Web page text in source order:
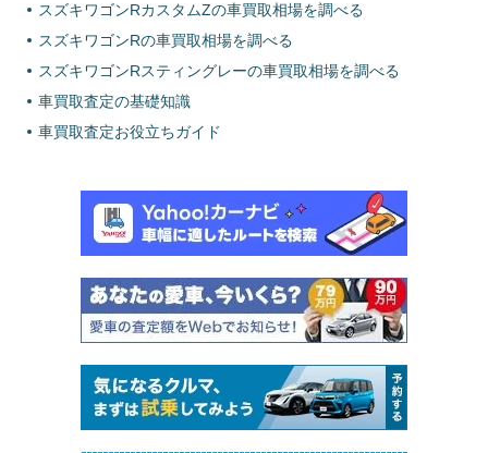
スズキワゴンRカスタムZの車買取相場を調べる
スズキワゴンRの車買取相場を調べる
スズキワゴンRスティングレーの車買取相場を調べる
車買取査定の基礎知識
車買取査定お役立ちガイド